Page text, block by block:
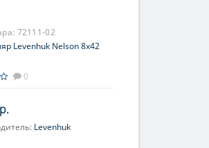
72111-02
Levenhuk Nelson 8x42
0
Levenhuk